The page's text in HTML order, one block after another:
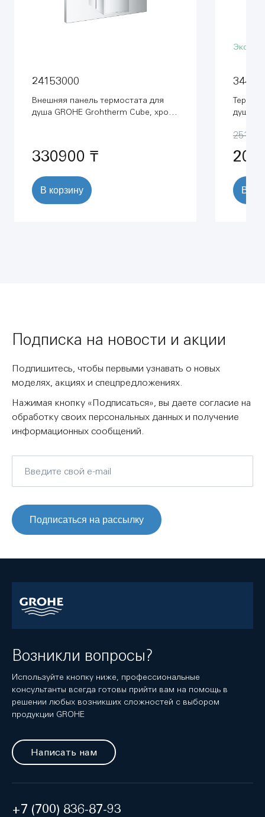
24153000
Внешняя панель термостата для
душа GROHE Grohtherm Cube, хром
330900 ₸
В корзину
душа
В
Подписка на новости и акции
Подпишитесь, чтобы первыми узнавать о новых
моделях, акциях и спецпредложениях.
Нажимая кнопку «Подписаться», вы даете согласие на
обработку своих персональных данных и получение
информационных сообщений.
Подписаться на рассылку
Возникли вопросы?
Используйте кнопку ниже, профессиональные
консультанты всегда готовы прийти вам на помощь в
решении любых возникших сложностей с выбором
продукции GROHE
Написать нам
+7 (700) 836-87-93